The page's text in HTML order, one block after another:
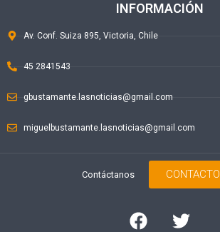
INFORMACIÓN
Av. Conf. Suiza 895, Victoria, Chile
45 2841543
gbustamante.lasnoticias@gmail.com
miguelbustamante.lasnoticias@gmail.com
Contáctanos CONTACTO